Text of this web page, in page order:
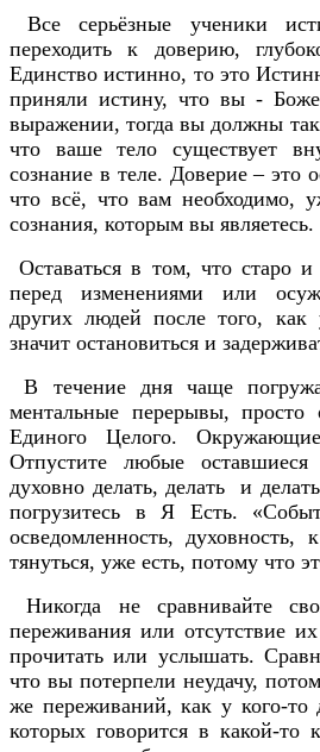
Все серьёзные ученики
переходить к доверию,
Единство истинно, то это
приняли истину, что вы -
выражении, тогда вы должны
что ваше тело существует
сознание в теле. Доверие – это
что всё, что вам необходимо,
сознания, которым вы являетесь.
Оставаться в том, что старо
перед изменениями или
других людей после того, как
значит остановиться и
В течение дня чаще
ментальные перерывы,
Единого Целого.
Отпустите любые
духовно делать, делать и
погрузитесь в Я Есть.
осведомленность,
тянуться, уже есть, потому что
Никогда не сравнивайте
переживания или отсутствие
прочитать или услышать.
что вы потерпели неудачу,
же переживаний, как у кого-то
которых говорится в какой-то